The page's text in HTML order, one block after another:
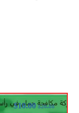
$20.00
$10.00